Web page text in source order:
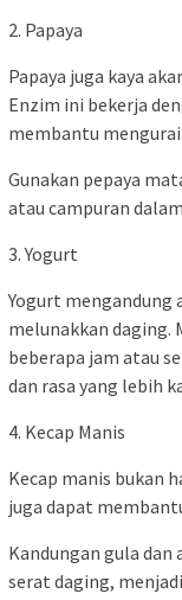
2. Papaya
Papaya juga kaya
Enzim ini bekerja
membantu
Gunakan pepaya
atau campuran
3. Yogurt
Yogurt
melunakkan daging.
beberapa jam atau
dan rasa yang lebih
4. Kecap Manis
Kecap manis bukan
juga dapat
Kandungan gula dan
serat daging,